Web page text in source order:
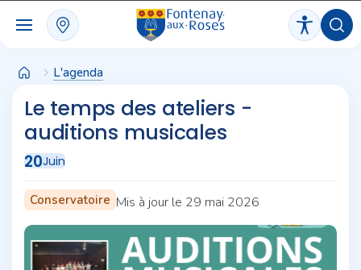
L'agenda
Le temps des ateliers -
auditions musicales
20Juin
Conservatoire Mis à jour le 29 mai 2026
Panneau de gestion des cookies